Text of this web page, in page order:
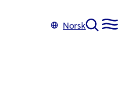
Norsk